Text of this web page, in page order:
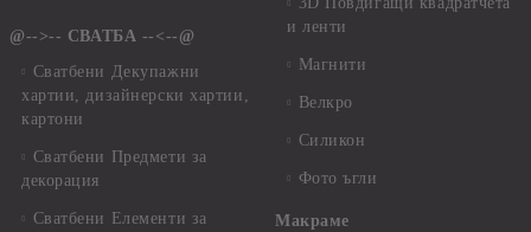
@-->-- СВАТБА --<--@
Сватбени Декупажни
хартии, дизайнерски хартии,
картони
Сватбени Предмети за
декорация
Сватбени Елементи за
и ленти
Магнити
Велкро
Силикон
Фото ъгли
Макраме